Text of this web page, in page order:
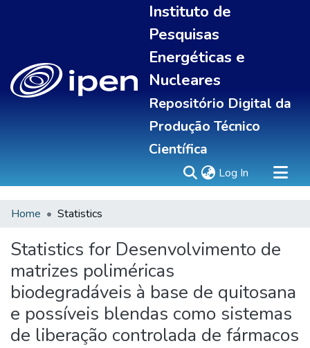
Instituto de
Pesquisas
Energéticas e
Nucleares
Repositório Digital da
Produção Técnico
Científica
Log In (current)
Sobre
Portal do pesquisador
Communities & Collections
All of DSpace
Statistics
Home Statistics
Statistics for Desenvolvimento de
matrizes poliméricas
biodegradáveis à base de quitosana
e possíveis blendas como sistemas
de liberação controlada de fármacos